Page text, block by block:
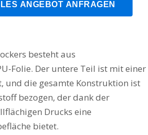
ANGEBOT ANFRAGEN
besteht aus
Folie. Der untere Teil ist mit einer
und die gesamte Konstruktion ist
bezogen, der dank der
Drucks eine
bietet.